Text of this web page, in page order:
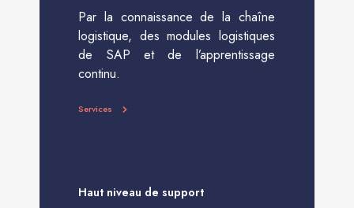
Par la connaissance de la chaîne
logistique, des modules logistiques
de SAP et de l’apprentissage
continu.
Services
Haut niveau de support